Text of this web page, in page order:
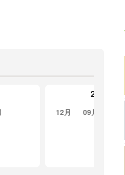
2023年
12月 09月